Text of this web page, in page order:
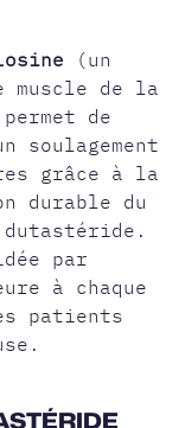
(un
muscle de la
de
soulagement
grâce à la
durable du
dutastéride.
par
à chaque
patients